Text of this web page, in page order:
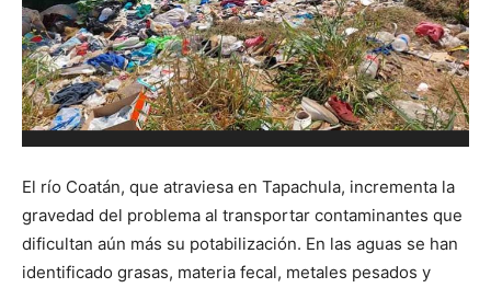
El río Coatán, que atraviesa en Tapachula, incrementa la
gravedad del problema al transportar contaminantes que
dificultan aún más su potabilización. En las aguas se han
identificado grasas, materia fecal, metales pesados y